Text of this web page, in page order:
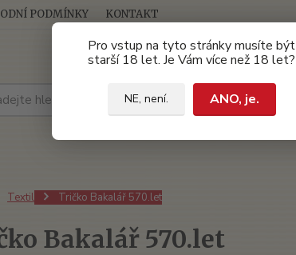
Pro vstup na tyto stránky musíte být
starší 18 let. Je Vám více než 18 let?
NE, není. ANO, je.
PODMÍNKY KONTAKT
Hledat
Textil Tričko Bakalář 570.let
Bakalář 570.let